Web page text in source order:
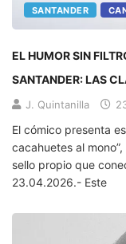
SANTANDER
EL HUMOR SIN FILTROS DE SALVA REINA ATERRIZA EN
SANTANDER: LAS
J. Quintanilla
El cómico presenta
cacahuetes al
sello propio que
23.04.2026.- Este